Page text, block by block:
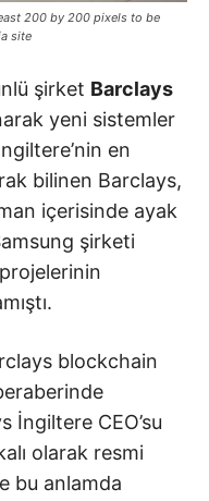
200 by 200 pixels to be
site
şirket Barclays
yeni sistemler
en
bilinen Barclays,
içerisinde ayak
şirketi
blockchain
İngiltere CEO’su
olarak resmi
bu anlamda